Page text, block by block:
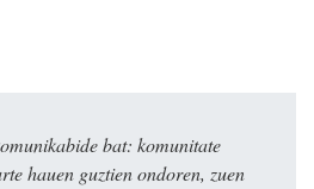
bat: komunitate
hauen guztien ondoren, zuen